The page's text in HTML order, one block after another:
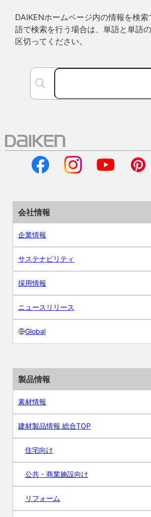
DAIKENホームページ内の情報を検
語で検索を行う場合は、単語と単語
区切ってください。
会社情報
企業情報
サステナビリティ
採用情報
ニュースリリース
Global
製品情報
素材情報
建材製品情報 総合TOP
住宅向け
公共・商業施設向け
リフォーム